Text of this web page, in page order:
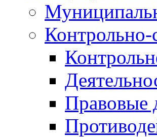
Контрольно-
Правовые